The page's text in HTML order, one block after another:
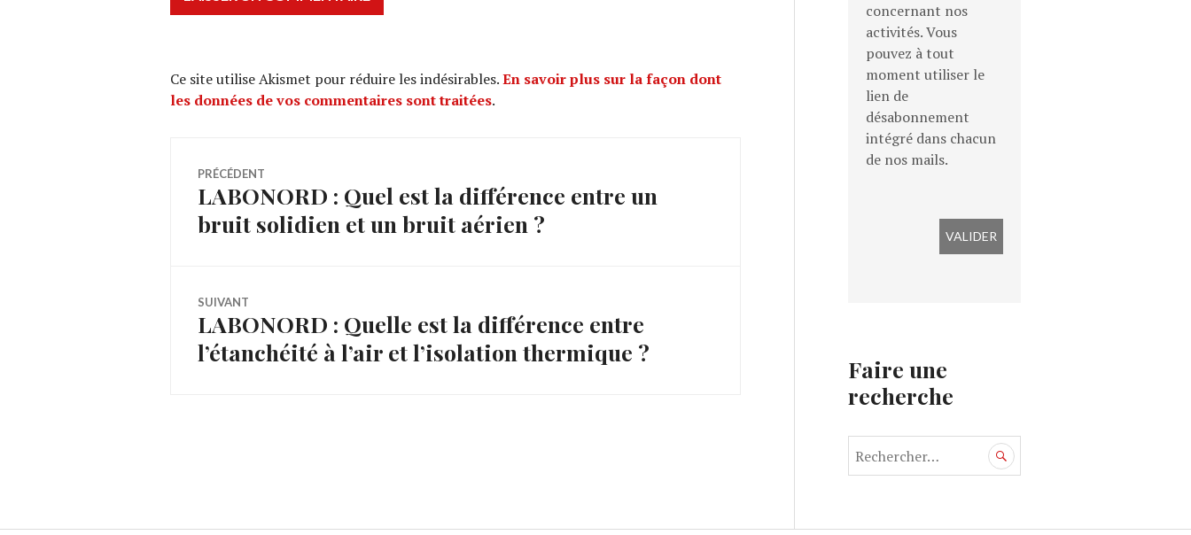
Ce site utilise Akismet pour réduire les indésirables.En savoir plus sur la façon dont
les données de vos commentaires sont traitées.
Navigation
de
PRÉCÉDENT
Article
précédent :
LABONORD : Quel est la différence entre un
bruit solidien et un bruit aérien ?
SUIVANT
Article
Suivant:
LABONORD : Quelle est la différence entre
l’étanchéité à l’air et l’isolation thermique ?
concernant nos
activités. Vous
pouvez à tout
moment utiliser le
lien de
désabonnement
intégré dans chacun
de nos mails.
Faire une
recherche
e